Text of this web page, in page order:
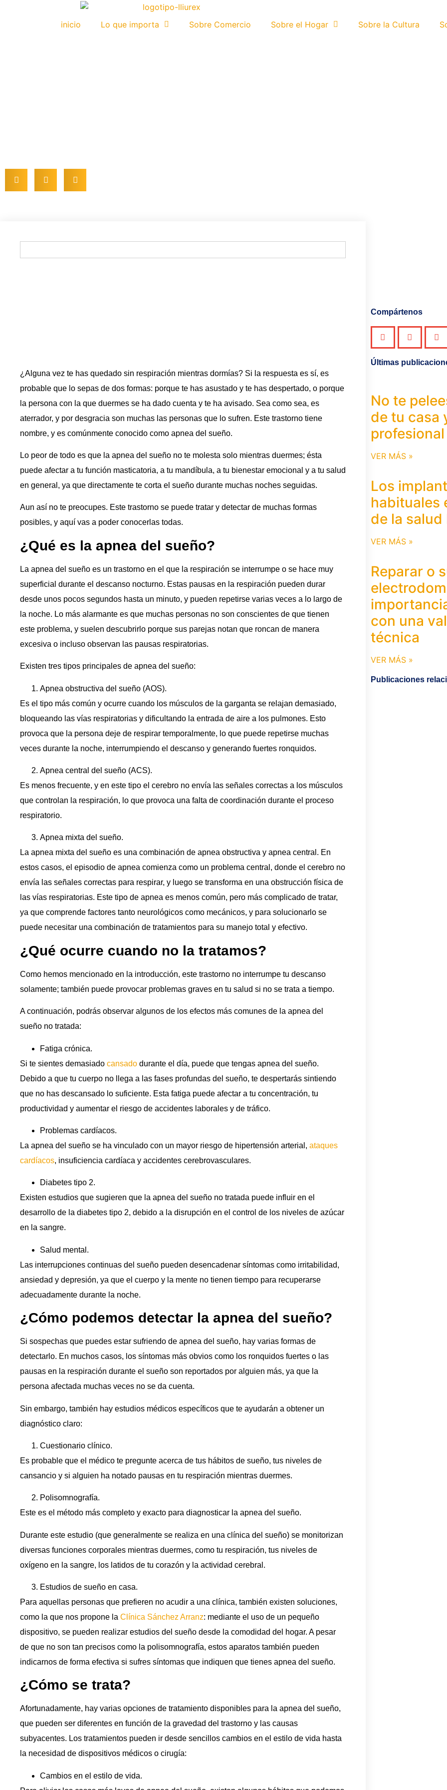
inicio Lo que importa Sobre Comercio Sobre el Hogar Sobre la Cultura
¿Alguna vez te has quedado sin respiración mientras dormías? Si la respuesta es sí, es
probable que lo sepas de dos formas: porque te has asustado y te has despertado, o porque
la persona con la que duermes se ha dado cuenta y te ha avisado. Sea como sea, es
aterrador, y por desgracia son muchas las personas que lo sufren. Este trastorno tiene
nombre, y es comúnmente conocido como apnea del sueño.
Lo peor de todo es que la apnea del sueño no te molesta solo mientras duermes; ésta
puede afectar a tu función masticatoria, a tu mandíbula, a tu bienestar emocional y a tu salud
en general, ya que directamente te corta el sueño durante muchas noches seguidas.
Aun así no te preocupes. Este trastorno se puede tratar y detectar de muchas formas
posibles, y aquí vas a poder conocerlas todas.
¿Qué es la apnea del sueño?
La apnea del sueño es un trastorno en el que la respiración se interrumpe o se hace muy
superficial durante el descanso nocturno. Estas pausas en la respiración pueden durar
desde unos pocos segundos hasta un minuto, y pueden repetirse varias veces a lo largo de
la noche. Lo más alarmante es que muchas personas no son conscientes de que tienen
este problema, y suelen descubrirlo porque sus parejas notan que roncan de manera
excesiva o incluso observan las pausas respiratorias.
Existen tres tipos principales de apnea del sueño:
Apnea obstructiva del sueño (AOS).
Es el tipo más común y ocurre cuando los músculos de la garganta se relajan demasiado,
bloqueando las vías respiratorias y dificultando la entrada de aire a los pulmones. Esto
provoca que la persona deje de respirar temporalmente, lo que puede repetirse muchas
veces durante la noche, interrumpiendo el descanso y generando fuertes ronquidos.
Apnea central del sueño (ACS).
Es menos frecuente, y en este tipo el cerebro no envía las señales correctas a los músculos
que controlan la respiración, lo que provoca una falta de coordinación durante el proceso
respiratorio.
Apnea mixta del sueño.
La apnea mixta del sueño es una combinación de apnea obstructiva y apnea central. En
estos casos, el episodio de apnea comienza como un problema central, donde el cerebro no
envía las señales correctas para respirar, y luego se transforma en una obstrucción física de
las vías respiratorias. Este tipo de apnea es menos común, pero más complicado de tratar,
ya que comprende factores tanto neurológicos como mecánicos, y para solucionarlo se
puede necesitar una combinación de tratamientos para su manejo total y efectivo.
¿Qué ocurre cuando no la tratamos?
Como hemos mencionado en la introducción, este trastorno no interrumpe tu descanso
solamente; también puede provocar problemas graves en tu salud si no se trata a tiempo.
A continuación, podrás observar algunos de los efectos más comunes de la apnea del
sueño no tratada:
Fatiga crónica.
Si te sientes demasiado cansado durante el día, puede que tengas apnea del sueño.
Debido a que tu cuerpo no llega a las fases profundas del sueño, te despertarás sintiendo
que no has descansado lo suficiente. Esta fatiga puede afectar a tu concentración, tu
productividad y aumentar el riesgo de accidentes laborales y de tráfico.
Problemas cardíacos.
La apnea del sueño se ha vinculado con un mayor riesgo de hipertensión arterial, ataques
cardíacos, insuficiencia cardíaca y accidentes cerebrovasculares.
Diabetes tipo 2.
Existen estudios que sugieren que la apnea del sueño no tratada puede influir en el
desarrollo de la diabetes tipo 2, debido a la disrupción en el control de los niveles de azúcar
en la sangre.
Salud mental.
Las interrupciones continuas del sueño pueden desencadenar síntomas como irritabilidad,
ansiedad y depresión, ya que el cuerpo y la mente no tienen tiempo para recuperarse
adecuadamente durante la noche.
¿Cómo podemos detectar la apnea del sueño?
Si sospechas que puedes estar sufriendo de apnea del sueño, hay varias formas de
detectarlo. En muchos casos, los síntomas más obvios como los ronquidos fuertes o las
pausas en la respiración durante el sueño son reportados por alguien más, ya que la
persona afectada muchas veces no se da cuenta.
Sin embargo, también hay estudios médicos específicos que te ayudarán a obtener un
diagnóstico claro:
Cuestionario clínico.
Es probable que el médico te pregunte acerca de tus hábitos de sueño, tus niveles de
cansancio y si alguien ha notado pausas en tu respiración mientras duermes.
Polisomnografía.
Este es el método más completo y exacto para diagnosticar la apnea del sueño.
Durante este estudio (que generalmente se realiza en una clínica del sueño) se monitorizan
diversas funciones corporales mientras duermes, como tu respiración, tus niveles de
oxígeno en la sangre, los latidos de tu corazón y la actividad cerebral.
Estudios de sueño en casa.
Para aquellas personas que prefieren no acudir a una clínica, también existen soluciones,
como la que nos propone la Clínica Sánchez Arranz: mediante el uso de un pequeño
dispositivo, se pueden realizar estudios del sueño desde la comodidad del hogar. A pesar
de que no son tan precisos como la polisomnografía, estos aparatos también pueden
indicarnos de forma efectiva si sufres síntomas que indiquen que tienes apnea del sueño.
¿Cómo se trata?
Afortunadamente, hay varias opciones de tratamiento disponibles para la apnea del sueño,
que pueden ser diferentes en función de la gravedad del trastorno y las causas
subyacentes. Los tratamientos pueden ir desde sencillos cambios en el estilo de vida hasta
la necesidad de dispositivos médicos o cirugía:
Cambios en el estilo de vida.
Compártenos
Últimas
No te
de tu casa
profesional
VER MÁS »
Los
habituales
de la
VER MÁS »
Reparar o
con una
técnica
VER MÁS »
Publicaciones